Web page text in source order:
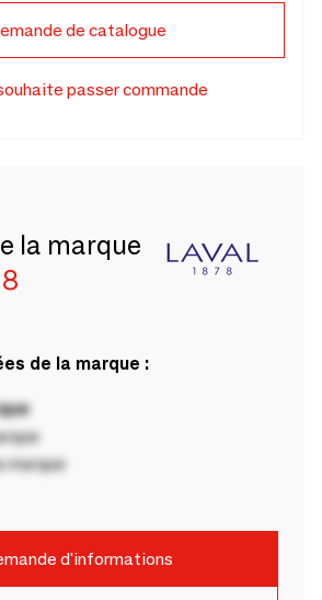
de catalogue
passer commande
la marque
de la marque :
marque
d'informations